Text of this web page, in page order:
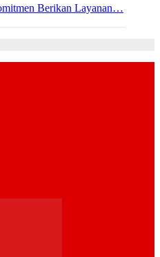
Berikan Layanan…